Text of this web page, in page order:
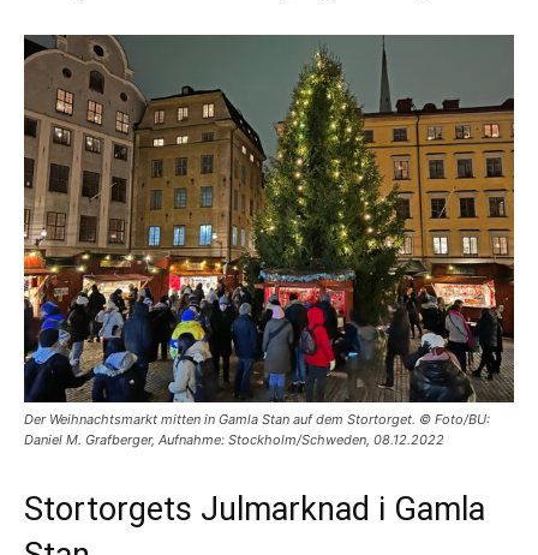
Der Weihnachtsmarkt mitten in Gamla Stan auf dem Stortorget. © Foto/BU:
Daniel M. Grafberger, Aufnahme: Stockholm/Schweden, 08.12.2022
Stortorgets Julmarknad i Gamla